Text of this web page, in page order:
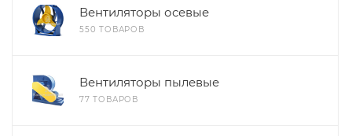
Вентиляторы осевые
550 ТОВАРОВ
Вентиляторы пылевые
77 ТОВАРОВ